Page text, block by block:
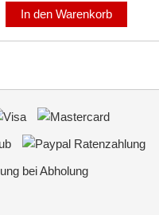
In den Warenkorb